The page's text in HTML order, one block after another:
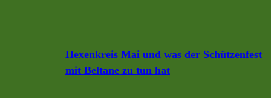
Hexenkreis Mai und was der Schützenfest
mit Beltane zu tun hat